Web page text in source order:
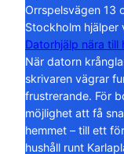
Orrspelsvägen 13
Stockholm
Datorhjälp nära till
När datorn
skrivaren vägrar
frustrerande. För
möjlighet att få
hemmet – till ett
hushåll runt